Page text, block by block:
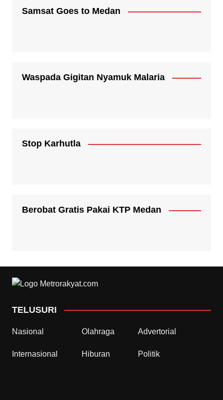
Samsat Goes to Medan
Waspada Gigitan Nyamuk Malaria
Stop Karhutla
Berobat Gratis Pakai KTP Medan
TELUSURI
Nasional Olahraga Advertorial
Internasional Hiburan Politik